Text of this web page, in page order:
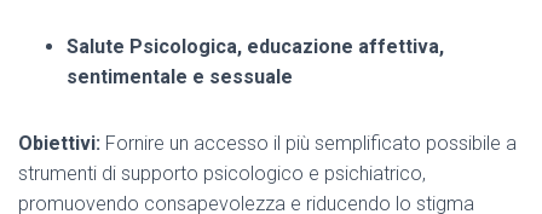
Salute Psicologica, educazione affettiva,
sentimentale e sessuale
Obiettivi: Fornire un accesso il più semplificato possibile a
strumenti di supporto psicologico e psichiatrico,
promuovendo consapevolezza e riducendo lo stigma